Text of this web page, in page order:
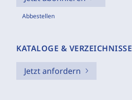
Abbestellen
KATALOGE & VERZEICHNISSE
Jetzt anfordern